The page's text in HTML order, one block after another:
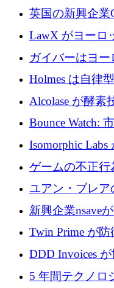
レイヤー」オペ
するシリーズ B
英国の新興企業
ドのエネルギー
ンドを調達
LawX がヨーロ
ング システム
を調達
ガイバーはヨ
貢献するために
Holmes は自律
万ユーロのプ
Alcolase が酵素
り組むために
Bounce Watch:
ためのインテ
Isomorphic
ネオバンク後の
ア進化
ゲームの不正行
ップを紹介する
ユアン・ブレア
ドルで7,000万
新興企業nsave
たシリア人に国
Twin Prime が
ロンティア AI
万ドルのプレ
DDD Invoices
ライアンスを簡
5 年間テクノロ